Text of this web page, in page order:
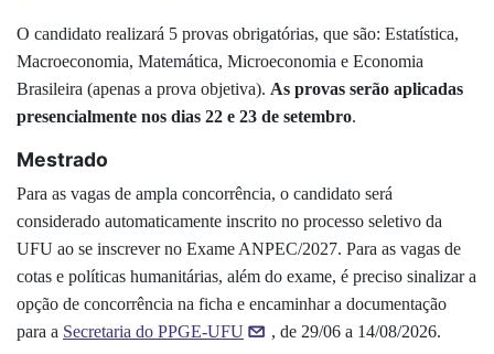
O candidato realizará 5 provas obrigatórias, que são: Estatística,
Macroeconomia, Matemática, Microeconomia e Economia
Brasileira (apenas a prova objetiva). As provas serão aplicadas
presencialmente nos dias 22 e 23 de setembro.
Mestrado
Para as vagas de ampla concorrência, o candidato será
considerado automaticamente inscrito no processo seletivo da
UFU ao se inscrever no Exame ANPEC/2027. Para as vagas de
cotas e políticas humanitárias, além do exame, é preciso sinalizara
opção de concorrência na ficha e encaminhar a documentação
para a Secretaria do PPGE-UFU , de 29/06 a 14/08/2026.